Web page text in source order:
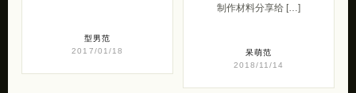
型男范
2017/01/18
制作材料分享给 […]
呆萌范
2018/11/14